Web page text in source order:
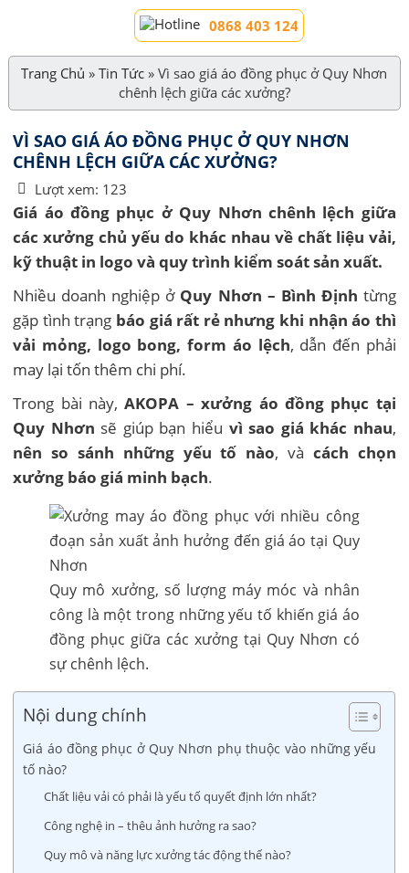
0868 403 124
Trang Chủ »Tin Tức »Vì sao giá áo đồng phục ở Quy Nhơn
chênh lệch giữa các xưởng?
VÌ SAO GIÁ ÁO ĐỒNG PHỤC Ở QUY NHƠN
CHÊNH LỆCH GIỮA CÁC XƯỞNG?
Lượt xem: 123
Giá áo đồng phục ở Quy Nhơn chênh lệch giữa
các xưởng chủ yếu do khác nhau về chất liệu vải,
kỹ thuật in logo và quy trình kiểm soát sản xuất.
Nhiều doanh nghiệp ở Quy Nhơn – Bình Định từng
gặp tình trạng báo giá rất rẻ nhưng khi nhận áo thì
vải mỏng, logo bong, form áo lệch, dẫn đến phải
may lại tốn thêm chi phí.
Trong bài này,AKOPA – xưởng áo đồng phục tại
Quy Nhơn sẽ giúp bạn hiểu vì sao giá khác nhau,
nên so sánh những yếu tố nào, và cách chọn
xưởng báo giá minh bạch.
Quy mô xưởng, số lượng máy móc và nhân
công là một trong những yếu tố khiến giá áo
đồng phục giữa các xưởng tại Quy Nhơn có
sự chênh lệch.
Nội dung chính
Giá áo đồng phục ở Quy Nhơn phụ thuộc vào những yếu
tố nào?
Chất liệu vải có phải là yếu tố quyết định lớn nhất?
Công nghệ in – thêu ảnh hưởng ra sao?
Quy mô và năng lực xưởng tác động thế nào?